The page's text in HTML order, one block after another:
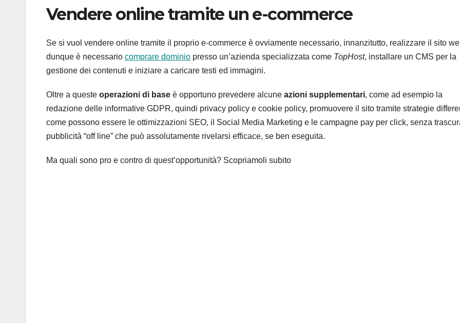
Vendere online tramite un e-commerce
Se si vuol vendere online tramite il proprio e-commerce è ovviamente necessario, innanzitutto, realizzare il sito
dunque è necessario comprare dominio presso un’azienda specializzata come TopHost, installare un CMS per la
gestione dei contenuti e iniziare a caricare testi ed immagini.
Oltre a queste operazioni di base è opportuno prevedere alcune azioni supplementari, come ad esempio la
redazione delle informative GDPR, quindi privacy policy e cookie policy, promuovere il sito tramite strategie
come possono essere le ottimizzazioni SEO, il Social Media Marketing e le campagne pay per click, senza
pubblicità “off line” che può assolutamente rivelarsi efficace, se ben eseguita.
Ma quali sono pro e contro di quest’opportunità? Scopriamoli subito